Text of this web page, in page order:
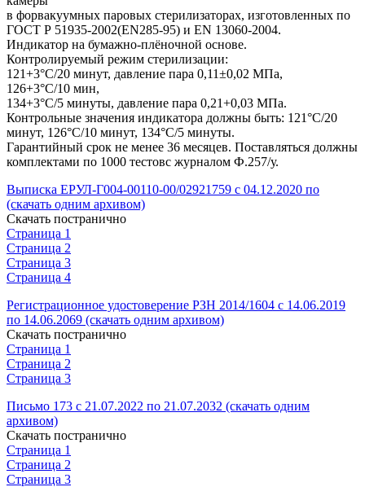
в форвакуумных паровых стерилизаторах, изготовленных по
ГОСТ Р 51935-2002(EN285-95) и EN 13060-2004.
Индикатор на бумажно-плёночной основе.
Контролируемый режим стерилизации:
121+3°С/20 минут, давление пара 0,11±0,02 МПа,
126+3°С/10 мин,
134+3°С/5 минуты, давление пара 0,21+0,03 МПа.
Контрольные значения индикатора должны быть: 121°С/20
минут, 126°С/10 минут, 134°С/5 минуты.
Гарантийный срок не менее 36 месяцев. Поставляться должны
комплектами по 1000 тестовс журналом Ф.257/у.
Выписка ЕРУЛ-Г004-00110-00/02921759 с 04.12.2020 по
(скачать одним архивом)
Скачать постранично
Страница 1
Страница 2
Страница 3
Страница 4
Регистрационное удостоверение РЗН 2014/1604 с 14.06.2019
по 14.06.2069 (скачать одним архивом)
Скачать постранично
Страница 1
Страница 2
Страница 3
Письмо 173 с 21.07.2022 по 21.07.2032 (скачать одним
архивом)
Скачать постранично
Страница 1
Страница 2
Страница 3